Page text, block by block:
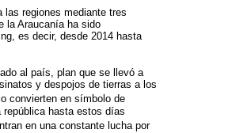
las regiones mediante tres
la Araucanía ha sido
es decir, desde 2014 hasta
al país, plan que se llevó a
y despojos de tierras a los
convierten en símbolo de
hasta estos días
en una constante lucha por